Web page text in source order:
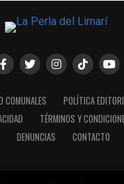
COMUNALES
POLÍTICA
TÉRMINOS Y
DENUNCIAS
CONTACTO